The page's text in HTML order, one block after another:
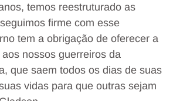
temos reestruturado as
firme com esse
tem a obrigação de oferecer a
nossos guerreiros da
que saem todos os dias de suas
vidas para que outras sejam